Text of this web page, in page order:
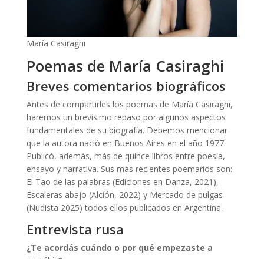
María Casiraghi
Poemas de María Casiraghi
Breves comentarios biográficos
Antes de compartirles los poemas de María Casiraghi,
haremos un brevísimo repaso por algunos aspectos
fundamentales de su biografía. Debemos mencionar
que la autora nació en Buenos Aires en el año 1977.
Publicó, además, más de quince libros entre poesía,
ensayo y narrativa. Sus más recientes poemarios son:
El Tao de las palabras (Ediciones en Danza, 2021),
Escaleras abajo (Alción, 2022) y Mercado de pulgas
(Nudista 2025) todos ellos publicados en Argentina.
Entrevista rusa
¿Te acordás cuándo o por qué empezaste a